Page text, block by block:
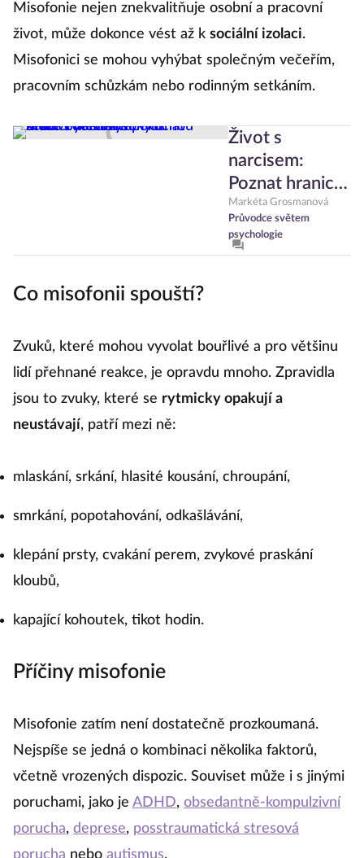
Misofonie nejen znekvalitňuje osobní a pracovní
život, může dokonce vést až k sociální izolaci.
Misofonici se mohou vyhýbat společným večeřím,
pracovním schůzkám nebo rodinným setkáním.
Život s
narcisem:
Poznat hranici
mezi vysokým
sebevědomím
a poruchou
Markéta Grosmanová
Průvodce světem
psychologie
Co misofonii spouští?
Zvuků, které mohou vyvolat bouřlivé a pro většinu
lidí přehnané reakce, je opravdu mnoho. Zpravidla
jsou to zvuky, které se rytmicky opakují a
neustávají, patří mezi ně:
mlaskání, srkání, hlasité kousání, chroupání,
smrkání, popotahování, odkašlávání,
klepání prsty, cvakání perem, zvykové praskání
kloubů,
kapající kohoutek, tikot hodin.
Příčiny misofonie
Misofonie zatím není dostatečně prozkoumaná.
Nejspíše se jedná o kombinaci několika faktorů,
včetně vrozených dispozic. Souviset může i s jinými
poruchami, jako je ADHD, obsedantně-kompulzivní
porucha, deprese, posstraumatická stresová
porucha nebo autismus.